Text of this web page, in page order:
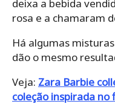
deixa a bebida
rosa e a chamaram
Há algumas
dão o mesmo
Veja: Zara Barbie
coleção inspirada no